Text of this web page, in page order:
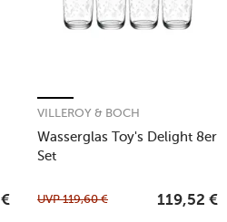
€
Wasserglas Toy's Delight 8er
Set
VILLEROY & BOCH
UVP119,60 € 119,52 €